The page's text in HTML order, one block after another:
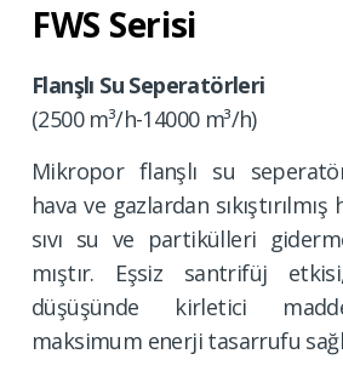
FWS Serisi
Flanşlı Su Seperatö­rleri
(2500 m³/h-14000 m³/h)
Mikropor flanşlı su
hava ve gazlardan
sıvı su ve partikül­leri
mıştır. Eşsiz santrifüj
düşüşünde kirletici
maksimum enerji tasarrufu